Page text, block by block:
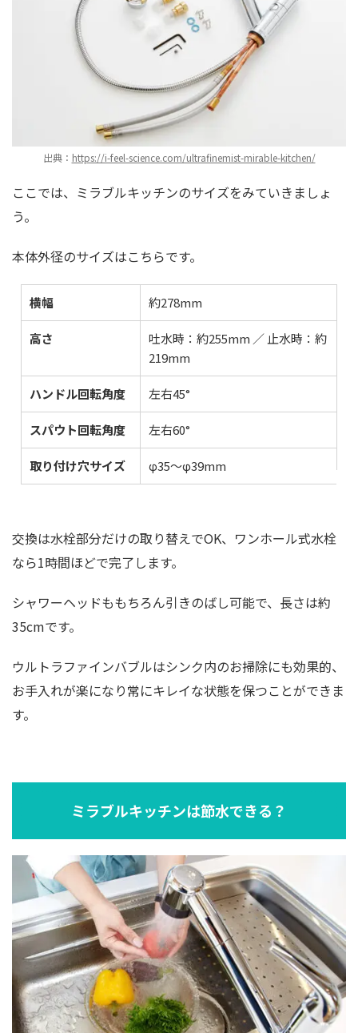
出典： https://i-feel-science.com/ultrafinemist-mirable-kitchen/
ここでは、ミラブルキッチンのサイズをみていきましょ
う。
本体外径のサイズはこちらです。
横幅 約278mm
高さ
吐水時：約255mm ／ 止水時：約
219mm
ハンドル回転角度 左右45°
スパウト回転角度 左右60°
取り付け穴サイズ φ35〜φ39mm
交換は水栓部分だけの取り替えでOK、ワンホール式水栓
なら1時間ほどで完了します。
シャワーヘッドももちろん引きのばし可能で、長さは約
35cmです。
ウルトラファインバブルはシンク内のお掃除にも効果的、
お手入れが楽になり常にキレイな状態を保つことができま
す。
ミラブルキッチンは節水できる？